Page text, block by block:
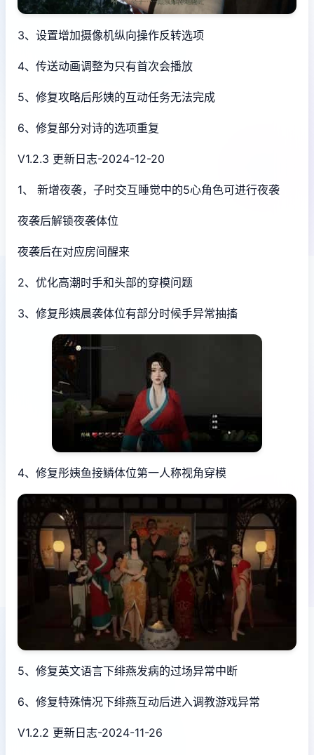
3、设置增加摄像机纵向操作反转选项
4、传送动画调整为只有首次会播放
5、修复攻略后彤姨的互动任务无法完成
6、修复部分对诗的选项重复
V1.2.3 更新日志-2024-12-20
1、 新增夜袭，子时交互睡觉中的5心角色可进行夜袭
夜袭后解锁夜袭体位
夜袭后在对应房间醒来
2、优化高潮时手和头部的穿模问题
3、修复彤姨晨袭体位有部分时候手异常抽搐
4、修复彤姨鱼接鳞体位第一人称视角穿模
5、修复英文语言下绯燕发病的过场异常中断
6、修复特殊情况下绯燕互动后进入调教游戏异常
V1.2.2 更新日志-2024-11-26